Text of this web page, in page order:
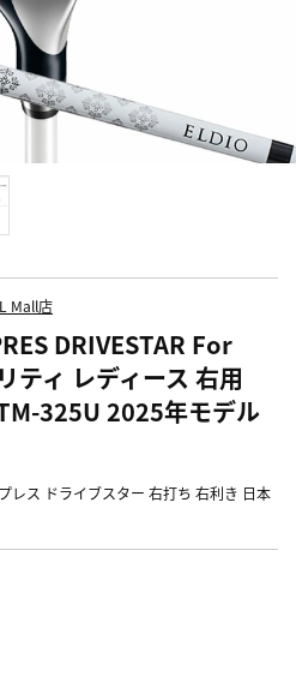
Mall店
DRIVESTAR For
ティ レディース 右用
325U 2025年モデル
レス ドライブスター 右打ち 右利き 日本